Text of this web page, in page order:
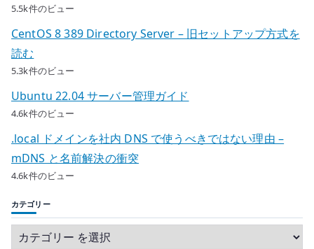
5.5k件のビュー
CentOS 8 389 Directory Server – 旧セットアップ方式を
読む
5.3k件のビュー
Ubuntu 22.04 サーバー管理ガイド
4.6k件のビュー
.local ドメインを社内 DNS で使うべきではない理由 –
mDNS と名前解決の衝突
4.6k件のビュー
カテゴリー